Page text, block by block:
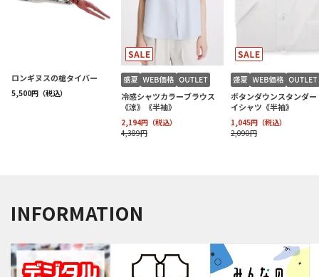
INFORMATION